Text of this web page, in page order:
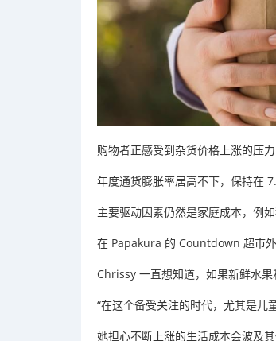
购物者正感受到杂货价格上涨的压
年度通货膨胀率居高不下，保持在
主要驱动因素仍然是家庭成本，例
在 Papakura 的 Countdown 超市外
Chrissy 一直想知道，如果新鲜水果
“在这个备受关注的时代，尤其是儿
她担心不断上涨的生活成本会波及其